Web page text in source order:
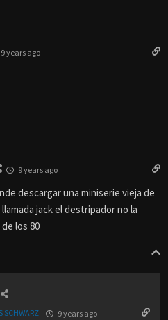
9 years ago
9 years ago
descargar una miniserie vieja de
jack el destripador no la
los 80
SCHWARZ 9 years ago